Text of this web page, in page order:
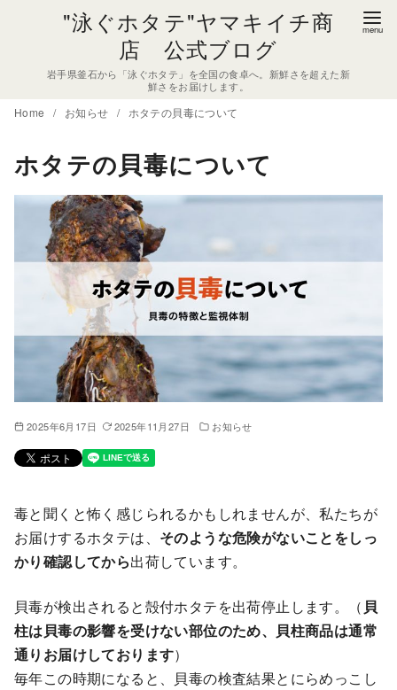
"泳ぐホタテ"ヤマキイチ商
店 公式ブログ
岩手県釜石から「泳ぐホタテ」を全国の食卓へ。新鮮さを超えた新
鮮さをお届けします。
Home お知らせ ホタテの貝毒について
ホタテの貝毒について
2025年6月17日 2025年11月27日 お知らせ
毒と聞くと怖く感じられるかもしれませんが、私たちが
お届けするホタテは、 そのような危険がないことをしっ
かり確認してから出荷しています。
貝毒が検出されると殻付ホタテを出荷停止します。（ 貝
柱は貝毒の影響を受けない部位のため、貝柱商品は通常
通りお届けしております）
毎年この時期になると、貝毒の検査結果とにらめっこし